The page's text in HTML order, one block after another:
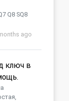
Q8 SQ8
ago
ключ в